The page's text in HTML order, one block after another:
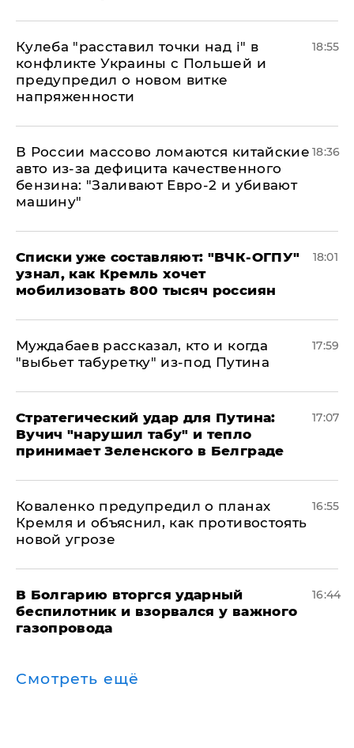
Кулеба "расставил точки над і" в
конфликте Украины с Польшей и
предупредил о новом витке
напряженности
18:55
В России массово ломаются китайские
авто из-за дефицита качественного
бензина: "Заливают Евро-2 и убивают
машину"
18:36
Списки уже составляют: "ВЧК-ОГПУ"
узнал, как Кремль хочет
мобилизовать 800 тысяч россиян
18:01
Муждабаев рассказал, кто и когда
"выбьет табуретку" из-под Путина
17:59
Стратегический удар для Путина:
Вучич "нарушил табу" и тепло
принимает Зеленского в Белграде
17:07
Коваленко предупредил о планах
Кремля и объяснил, как противостоять
новой угрозе
16:55
В Болгарию вторгся ударный
беспилотник и взорвался у важного
газопровода
16:44
Смотреть ещё